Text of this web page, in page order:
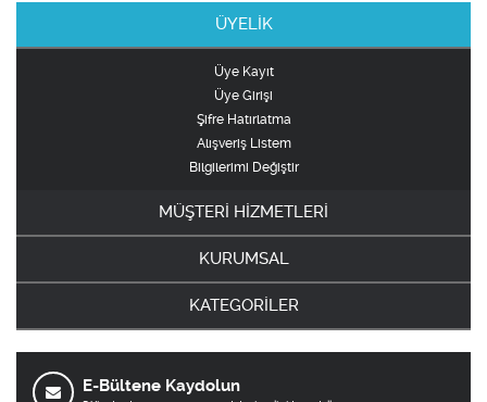
ÜYELİK
Üye Kayıt
Üye Girişi
Şifre Hatırlatma
Alışveriş Listem
Bilgilerimi Değiştir
MÜŞTERİ HİZMETLERİ
KURUMSAL
KATEGORİLER
E-Bültene Kaydolun